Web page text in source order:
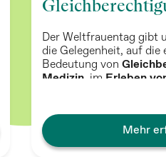
Der Weltfrauentag gibt
die Gelegenheit, auf die
Bedeutung von
Medizin , im Erleben
Mehr